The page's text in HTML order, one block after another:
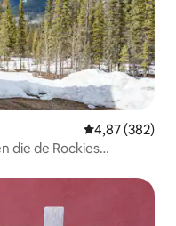
Gemiddelde
4,87 (382)
die de Rockies